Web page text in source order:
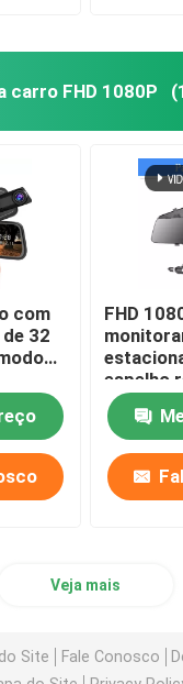
carro FHD 1080P
com
32
IP57 à
FHD
espelho
gravador
câmera
5V
Veja mais
Site Fale Conosco